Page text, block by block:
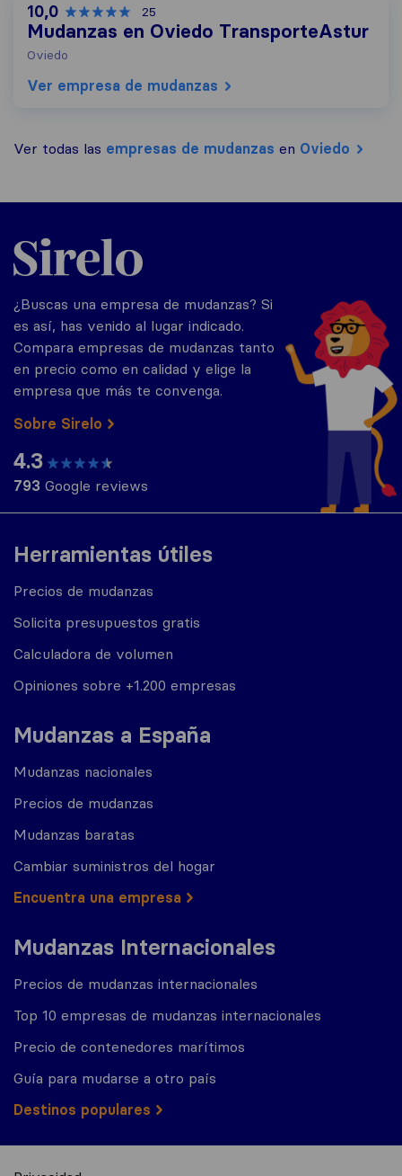
10,0 25
Mudanzas en Oviedo TransporteAstur
Oviedo
Ver empresa de mudanzas
Ver todas las empresas de mudanzas en Oviedo
Herramientas útiles
Precios de mudanzas
Solicita presupuestos gratis
Calculadora de volumen
Opiniones sobre +1.200 empresas
Mudanzas a España
Mudanzas nacionales
Precios de mudanzas
Mudanzas baratas
Cambiar suministros del hogar
Encuentra una empresa
Mudanzas Internacionales
Precios de mudanzas internacionales
Top 10 empresas de mudanzas internacionales
Precio de contenedores marítimos
Guía para mudarse a otro país
Destinos populares
Sirelo.es
¿Buscas una empresa de mudanzas? Si
es así, has venido al lugar indicado.
Compara empresas de mudanzas tanto
en precio como en calidad y elige la
empresa que más te convenga.
Sobre Sirelo
4.3
793 Google reviews